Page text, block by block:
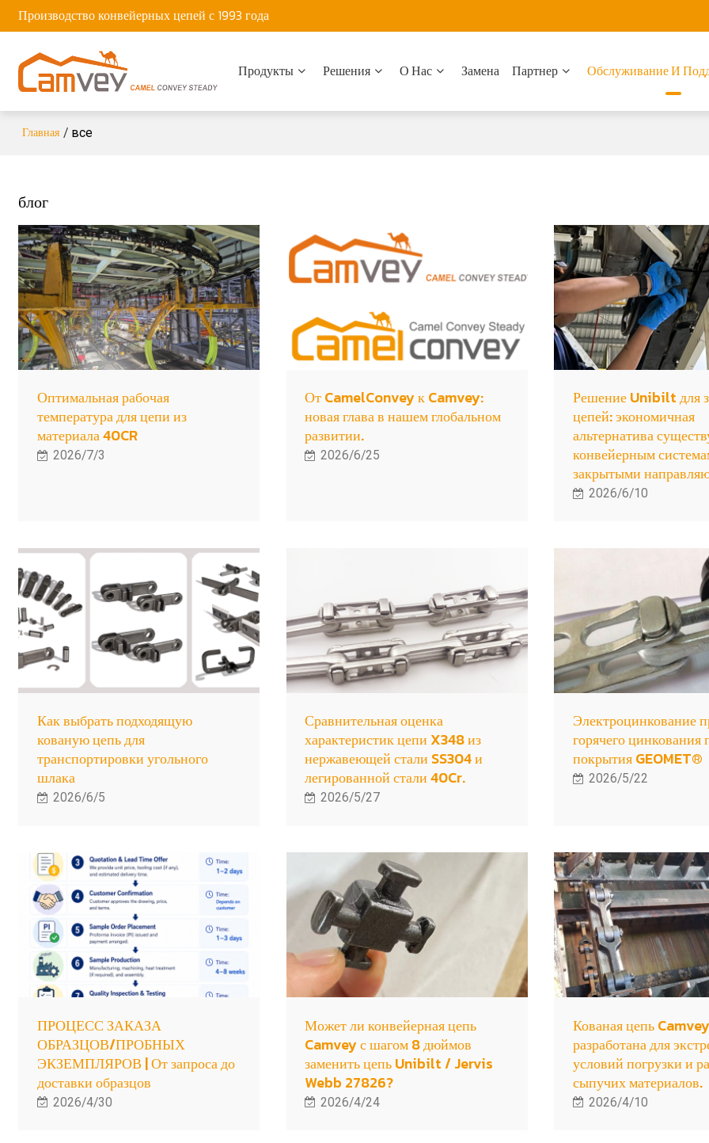
Производство конвейерных цепей с 1993 года
Продукты Решения О Нас Замена Партнер Обслуживание И
Главная / все
блог
Оптимальная рабочая
температура для цепи из
материала 40CR
2026/7/3
От CamelConvey к Camvey:
новая глава в нашем глобальном
развитии.
2026/6/25
Решение Unibilt для
цепей: экономичная
альтернатива
конвейерным
закрытыми
2026/6/10
Как выбрать подходящую
кованую цепь для
транспортировки угольного
шлака
2026/6/5
Сравнительная оценка
характеристик цепи X348 из
нержавеющей стали SS304 и
легированной стали 40Cr.
2026/5/27
Электроцинкование
горячего цинкования
покрытия GEOMET®
2026/5/22
ПРОЦЕСС ЗАКАЗА
ОБРАЗЦОВ/ПРОБНЫХ
ЭКЗЕМПЛЯРОВ | От запроса до
доставки образцов
2026/4/30
Может ли конвейерная цепь
Camvey с шагом 8 дюймов
заменить цепь Unibilt / Jervis
Webb 27826?
2026/4/24
Кованая цепь
разработана для
условий погрузки и
сыпучих материалов.
2026/4/10